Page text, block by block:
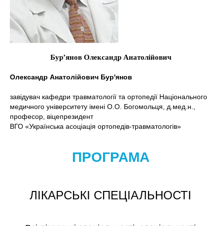
Бур’янов Олександр Анатолійович
Олександр Анатолійович Бур'янов
завідувач кафедри травматології та ортопедії Національного
медичного університету імені О.О. Богомольця, д.мед.н.,
професор, віцепрезидент
ВГО «Українська асоціація ортопедів-травматологів»
ПРОГРАМА
ЛІКАРСЬКІ СПЕЦІАЛЬНОСТІ